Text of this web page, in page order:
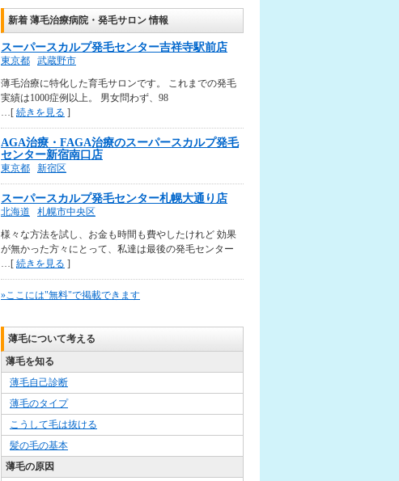
新着 薄毛治療病院・発毛サロン 情報
スーパースカルプ発毛センター吉祥寺駅前店
東京都
武蔵野市
薄毛治療に特化した育毛サロンです。 これまでの発毛
実績は1000症例以上。 男女問わず、98
…[ 続きを見る ]
AGA治療・FAGA治療のスーパースカルプ発毛
センター新宿南口店
東京都 新宿区
スーパースカルプ発毛センター札幌大通り店
北海道
札幌市中央区
様々な方法を試し、お金も時間も費やしたけれど 効果
が無かった方々にとって、私達は最後の発毛センター
…[ 続きを見る ]
»ここには"無料"で掲載できます
薄毛について考える
薄毛を知る
薄毛自己診断
薄毛のタイプ
こうして毛は抜ける
髪の毛の基本
薄毛の原因